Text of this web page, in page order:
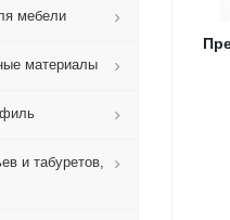
мебели
материалы
и табуретов,